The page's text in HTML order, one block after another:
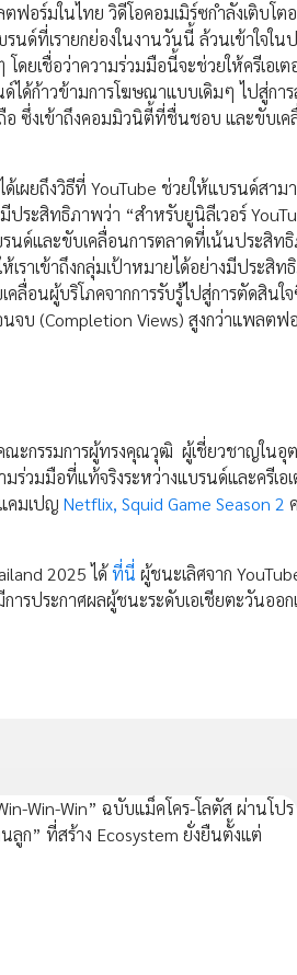
อร์มในไทย วิดีโอคอมเมิร์ซกำลังเติบโต
ด์ที่เรายกย่องในงานวันนี้ ล้วนเข้าใจในป
ยเชื่อว่าความร่วมมือนี้จะช่วยให้ครีเอเต
ด้ก้าวข้ามการโฆษณาแบบเดิมๆ ไปสู่การ
อ ซึ่งเข้าถึงคอมมิวนิตี้ที่ชื่นชอบ และขับเ
ผยถึงวิธีที่ YouTube ช่วยให้แบรนด์สาม
ระสิทธิภาพว่า “สำหรับยูนิลีเวอร์
นด์และขับเคลื่อนการตลาดที่เน้นประสิท
ราเข้าถึงกลุ่มเป้าหมายได้อย่างมีประสิท
ลื่อนผู้บริโภคจากการรับรู้ไปสู่การตัดสินใ
จบ (Completion Views) สูงกว่าแพลตฟ
ณะกรรมการผู้ทรงคุณวุฒิ ผู้เชี่ยวชาญในอุ
ร่วมมือที่แท้จริงระหว่างแบรนด์และครีเอ
คมเปญ Netflix, Squid Game Season 2
2025 ได้ที่นี่ ผู้ชนะเลิศจาก
ารประกาศผลผู้ชนะระดับเอเชียตะวันออก